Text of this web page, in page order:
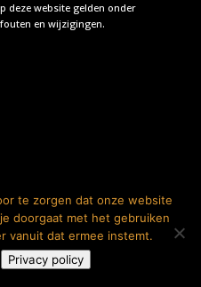
deze website gelden onder
en wijzigingen.
te zorgen dat onze website
doorgaat met het gebruiken
vanuit dat ermee instemt.
Privacy policy